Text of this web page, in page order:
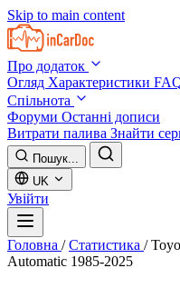
Skip to main content
Про додаток
Огляд Характеристики
Спільнота
Форуми Останні дописи
Витрати палива Знайти
Пошук...
UK
Увійти
Головна / Статистика /
Automatic 1985-2025